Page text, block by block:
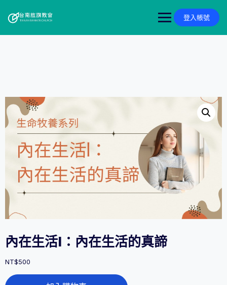
content
登入帳號
內在生活I：內在生活的真諦
NT$500
內